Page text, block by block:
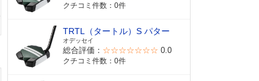
クチコミ件数：0件
TRTL（タートル）S パター
オデッセイ
総合評価： ☆☆☆☆☆☆☆ 0.0
クチコミ件数：0件